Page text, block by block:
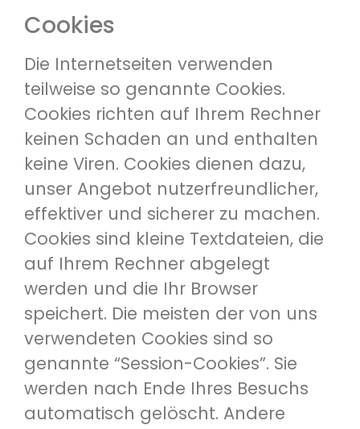
Cookies
Die Internetseiten verwenden
teilweise so genannte Cookies.
Cookies richten auf Ihrem Rechner
keinen Schaden an und enthalten
keine Viren. Cookies dienen dazu,
unser Angebot nutzerfreundlicher,
effektiver und sicherer zu machen.
Cookies sind kleine Textdateien, die
auf Ihrem Rechner abgelegt
werden und die Ihr Browser
speichert. Die meisten der von uns
verwendeten Cookies sind so
genannte “Session-Cookies”. Sie
werden nach Ende Ihres Besuchs
automatisch gelöscht. Andere